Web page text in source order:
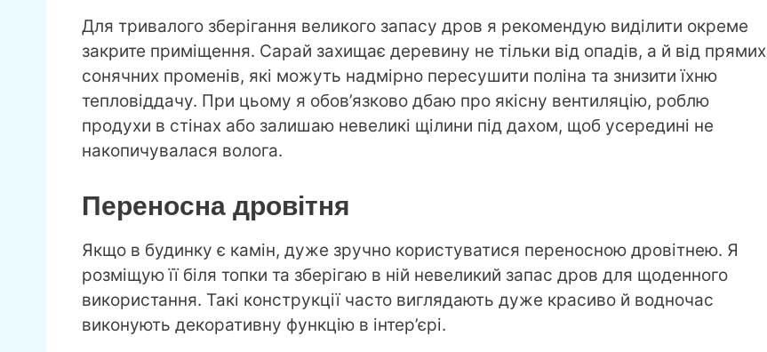
Для тривалого зберігання великого запасу дров я рекомендую виділити окреме
закрите приміщення. Сарай захищає деревину не тільки від опадів, а й від прямих
сонячних променів, які можуть надмірно пересушити поліна та знизити їхню
тепловіддачу. При цьому я обов’язково дбаю про якісну вентиляцію, роблю
продухи в стінах або залишаю невеликі щілини під дахом, щоб усередині не
накопичувалася волога.
Переносна дровітня
Якщо в будинку є камін, дуже зручно користуватися переносною дровітнею. Я
розміщую її біля топки та зберігаю в ній невеликий запас дров для щоденного
використання. Такі конструкції часто виглядають дуже красиво й водночас
виконують декоративну функцію в інтер’єрі.